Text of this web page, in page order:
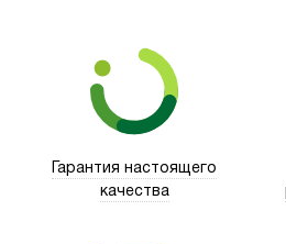
Гарантия настоящего
качества